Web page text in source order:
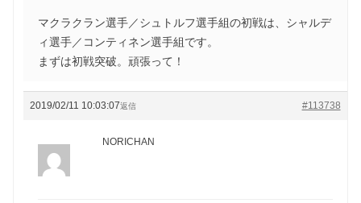
マクラクラン選手／シュトルフ選手組の初戦は、シャルデ
ィ選手／コンティネン選手組です。
まずは初戦突破。頑張って！
2019/02/11 10:03:07 #113738
返信
NORICHAN